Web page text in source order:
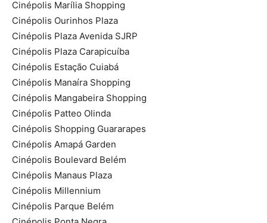
Cinépolis Marília Shopping
Cinépolis Ourinhos Plaza
Cinépolis Plaza Avenida SJRP
Cinépolis Plaza Carapicuíba
Cinépolis Estação Cuiabá
Cinépolis Manaíra Shopping
Cinépolis Mangabeira Shopping
Cinépolis Patteo Olinda
Cinépolis Shopping Guararapes
Cinépolis Amapá Garden
Cinépolis Boulevard Belém
Cinépolis Manaus Plaza
Cinépolis Millennium
Cinépolis Parque Belém